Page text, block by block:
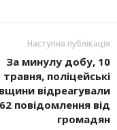
Наступна публікація
За минулу добу, 10
травня, поліцейські
відреагували
повідомлення від
громадян